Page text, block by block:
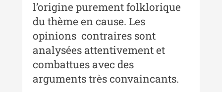
Buletinul Muzeului Științei și
Tehnicii ”Ștefan Procopiu”
Buletinul Muzeului Științei și
Tehnicii ”Ștefan Procopiu” - An
XV / Nr. 15 / 2021
Buletinul Muzeului Științei și
l’origine purement folklorique
du thème en cause. Les
opinions contraires sont
analysées attentivement et
combattues avec des
arguments très convaincants.